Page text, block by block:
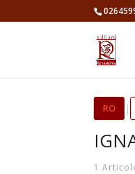
RO |
1